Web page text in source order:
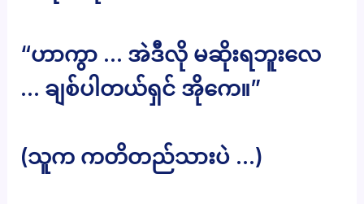
“ဟာကွာ … အဲဒီလို မဆိုးရဘူးလေ
… ချစ်ပါတယ်ရှင် အိုကေ။”
(သူက ကတိတည်သားပဲ …)